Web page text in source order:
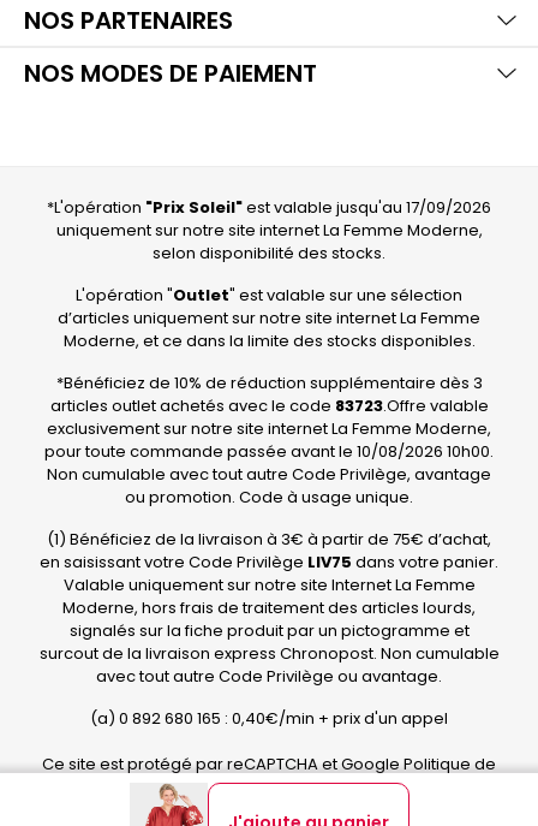
NOS PARTENAIRES
NOS MODES DE PAIEMENT
*L'opération "Prix Soleil"est valable jusqu'au 17/09/2026
uniquement sur notre site internet La Femme Moderne,
selon disponibilité des stocks.
L'opération "Outlet" est valable sur une sélection
d’articles uniquement sur notre site internet La Femme
Moderne, et ce dans la limite des stocks disponibles.
*Bénéficiez de 10% de réduction supplémentaire dès 3
articles outlet achetés avec le code 83723.Offre valable
exclusivement sur notre site internet La Femme Moderne,
pour toute commande passée avant le 10/08/2026 10h00.
Non cumulable avec tout autre Code Privilège, avantage
ou promotion. Code à usage unique.
(1) Bénéficiez de la livraison à 3€ à partir de 75€ d’achat,
en saisissant votre Code Privilège LIV75 dans votre panier.
Valable uniquement sur notre site Internet La Femme
Moderne, hors frais de traitement des articles lourds,
signalés sur la fiche produit par un pictogramme et
surcout de la livraison express Chronopost. Non cumulable
avec tout autre Code Privilège ou avantage.
(a) 0 892 680 165 : 0,40€/min + prix d'un appel
Ce site est protégé par reCAPTCHA et Google Politique de
confidentialitéetConditions d'utilisation